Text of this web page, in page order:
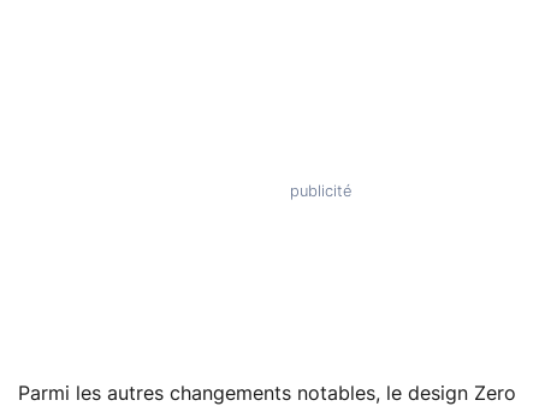
Parmi les autres changements notables, le design Zero